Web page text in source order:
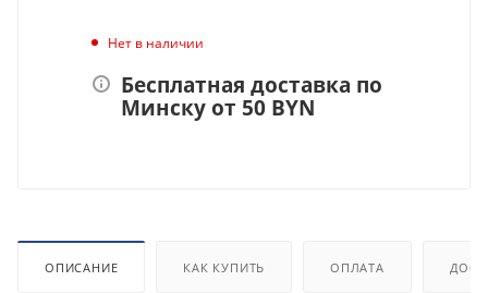
Нет в наличии
Бесплатная доставка по
Минску от 50 BYN
ОПИСАНИЕ КАК КУПИТЬ ОПЛАТА